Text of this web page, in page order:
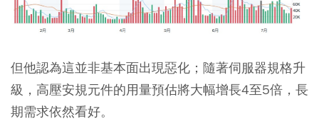
但他認為這並非基本面出現惡化；隨著伺服器規格升
級，高壓安規元件的用量預估將大幅增長4至5倍，長
期需求依然看好。